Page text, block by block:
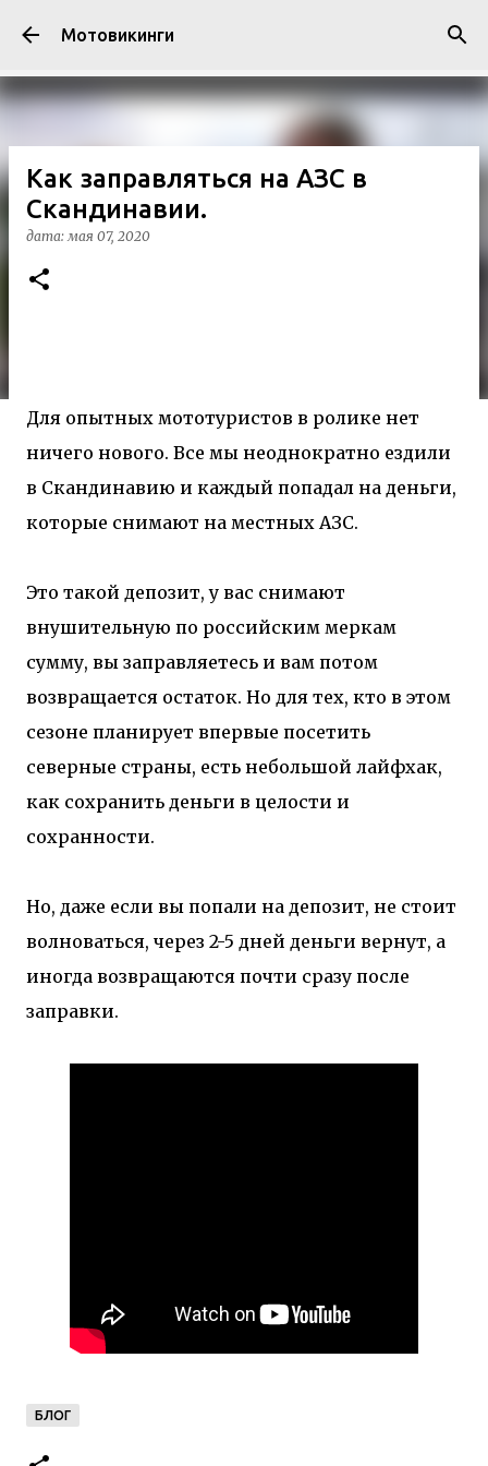
К основному контенту
Мотовикинги
Как заправляться на АЗС в
Скандинавии.
дата:мая 07, 2020
Для опытных мототуристов в ролике нет
ничего нового. Все мы неоднократно ездили
в Скандинавию и каждый попадал на деньги,
которые снимают на местных АЗС.
Это такой депозит, у вас снимают
внушительную по российским меркам
сумму, вы заправляетесь и вам потом
возвращается остаток. Но для тех, кто в этом
сезоне планирует впервые посетить
северные страны, есть небольшой лайфхак,
как сохранить деньги в целости и
сохранности.
Но, даже если вы попали на депозит, не стоит
волноваться, через 2-5 дней деньги вернут, а
иногда возвращаются почти сразу после
заправки.
БЛОГ